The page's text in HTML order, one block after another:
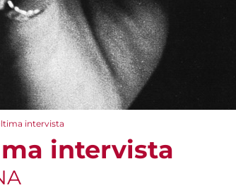
intervista
intervista